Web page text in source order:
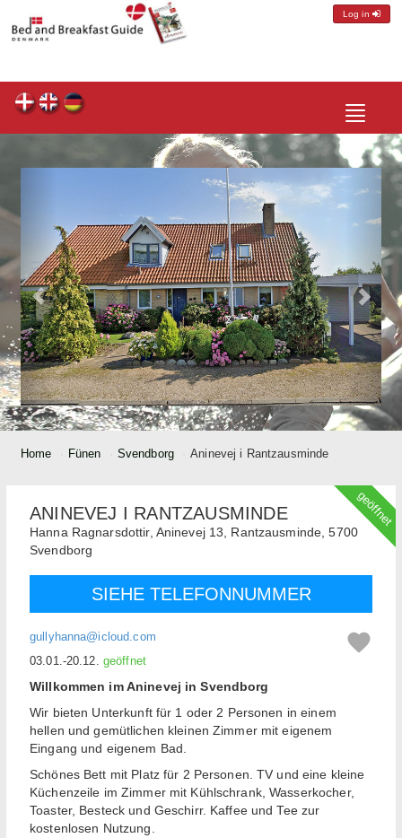
Log in
Toggle
Home Fünen Svendborg Aninevej i Rantzausminde
geöffnet
ANINEVEJ I RANTZAUSMINDE
Hanna Ragnarsdottir, Aninevej 13, Rantzausminde, 5700
Svendborg
SIEHE TELEFONNUMMER
gullyhanna@icloud.com
03.01.-20.12. geöffnet
Willkommen im Aninevej in Svendborg
Wir bieten Unterkunft für 1 oder 2 Personen in einem
hellen und gemütlichen kleinen Zimmer mit eigenem
Eingang und eigenem Bad.
Schönes Bett mit Platz für 2 Personen. TV und eine kleine
Küchenzeile im Zimmer mit Kühlschrank, Wasserkocher,
Toaster, Besteck und Geschirr. Kaffee und Tee zur
kostenlosen Nutzung.